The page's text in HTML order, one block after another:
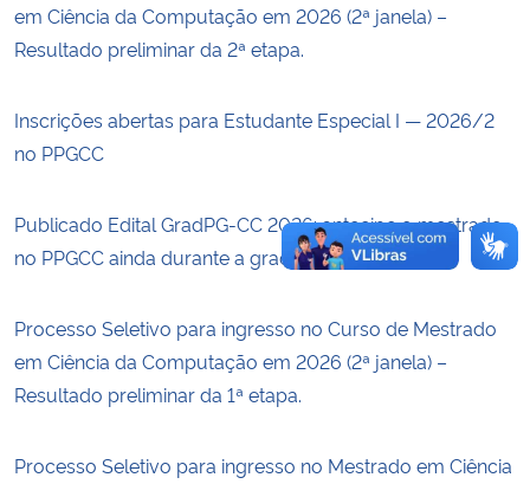
Gabinete de Segurança Institucional
Banco Central do Brasil
Planalto
em Ciência da Computação em 2026 (2ª janela) –
Resultado preliminar da 2ª etapa.
Inscrições abertas para Estudante Especial I — 2026/2
no PPGCC
Publicado Edital GradPG-CC 2026: antecipe o mestrado
no PPGCC ainda durante a graduação
Processo Seletivo para ingresso no Curso de Mestrado
em Ciência da Computação em 2026 (2ª janela) –
Resultado preliminar da 1ª etapa.
Processo Seletivo para ingresso no Mestrado em Ciência